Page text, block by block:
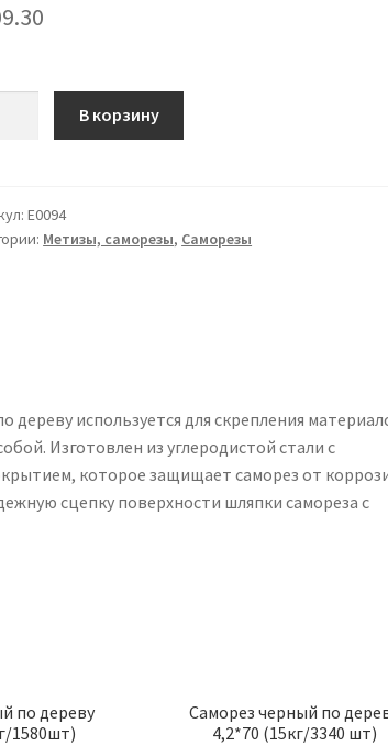
В корзину
Е0094
Метизы, саморезы, Саморезы
дереву используется для скрепления
Изготовлен из углеродистой стали с
которое защищает саморез от
сцепку поверхности шляпки самореза с
по дереву
1580шт)
Саморез черный по
4,2*70 (15кг/3340 шт)